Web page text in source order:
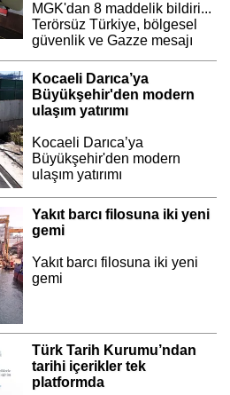
MGK'dan 8 maddelik bildiri...
Terörsüz Türkiye, bölgesel
güvenlik ve Gazze mesajı
Kocaeli Darıca’ya
Büyükşehir'den modern
ulaşım yatırımı
Kocaeli Darıca’ya
Büyükşehir'den modern
ulaşım yatırımı
Yakıt barcı filosuna iki yeni
gemi
Yakıt barcı filosuna iki yeni
gemi
Türk Tarih Kurumu’ndan
tarihi içerikler tek
platformda